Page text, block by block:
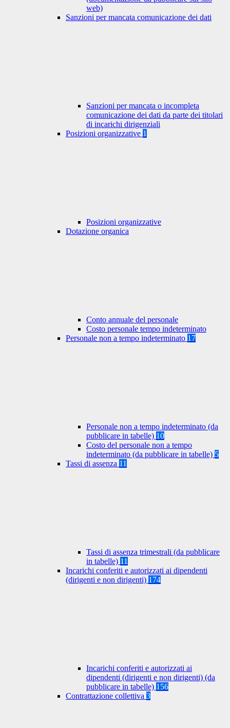
web)
Sanzioni per mancata comunicazione dei dati
Sanzioni per mancata o incompleta
comunicazione dei dati da parte dei titolari
di incarichi dirigenziali
Posizioni organizzative 1
Posizioni organizzative
Dotazione organica
Conto annuale del personale
Costo personale tempo indeterminato
Personale non a tempo indeterminato 17
Personale non a tempo indeterminato (da
pubblicare in tabelle) 10
Costo del personale non a tempo
indeterminato (da pubblicare in tabelle) 5
Tassi di assenza 11
Tassi di assenza trimestrali (da pubblicare
in tabelle) 11
Incarichi conferiti e autorizzati ai dipendenti
(dirigenti e non dirigenti) 174
Incarichi conferiti e autorizzati ai
dipendenti (dirigenti e non dirigenti) (da
pubblicare in tabelle) 156
Contrattazione collettiva 3